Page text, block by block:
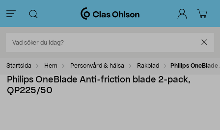
Startsida Hem Personvård & hälsa Rakblad Philips
Philips OneBlade Anti-friction blade 2-pack,
QP225/50